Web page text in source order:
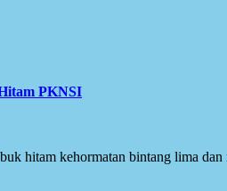
PKNSI
hitam kehormatan bintang lima